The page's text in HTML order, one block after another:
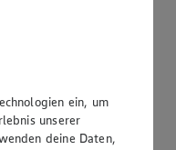
ein, um
unserer
deine Daten,